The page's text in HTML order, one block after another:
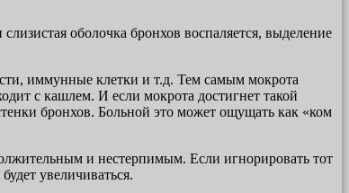
оболочка бронхов воспаляется, выделение
иммунные клетки и т.д. Тем самым мокрота
с кашлем. И если мокрота достигнет такой
бронхов. Больной это может ощущать как «ком
и нестерпимым. Если игнорировать тот
увеличиваться.